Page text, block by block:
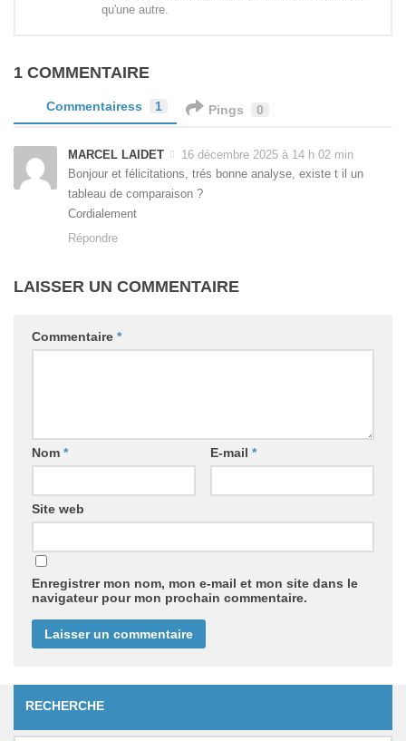
qu'une autre.
1 COMMENTAIRE
Commentairess 1 Pings 0
MARCEL LAIDET
16 décembre 2025 à 14 h 02 min
Bonjour et félicitations, trés bonne analyse, existe t il un
tableau de comparaison ?
Cordialement
Répondre
LAISSER UN COMMENTAIRE
Commentaire *
Nom * E-mail *
Site web
Enregistrer mon nom, mon e-mail et mon site dans le
navigateur pour mon prochain commentaire.
RECHERCHE